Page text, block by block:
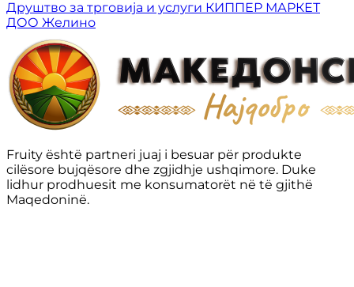
Друштво за трговија и услуги КИППЕР МАРКЕТ
ДОО Желино
Fruity është partneri juaj i besuar për produkte
cilësore bujqësore dhe zgjidhje ushqimore. Duke
lidhur prodhuesit me konsumatorët në të gjithë
Maqedoninë.